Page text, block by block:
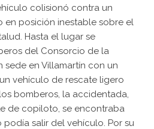
colisionó contra un
posición inestable sobre el
Hasta el lugar se
del Consorcio de la
sede en Villamartín con un
vehículo de rescate ligero
bomberos, la accidentada,
de copiloto, se encontraba
salir del vehículo. Por su